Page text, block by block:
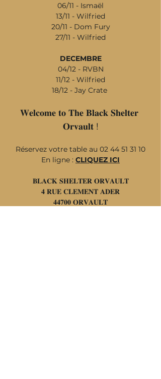
06/11 - Ismaël
13/11 - Wilfried
20/11 - Dom Fury
27/11 - Wilfried
DECEMBRE
04/12 - RVBN
11/12 - Wilfried
18/12 - Jay Crate
𝐖𝐞𝐥𝐜𝐨𝐦𝐞 𝐭𝐨 𝐓𝐡𝐞 𝐁𝐥𝐚𝐜𝐤 𝐒𝐡𝐞𝐥𝐭𝐞𝐫
𝐎𝐫𝐯𝐚𝐮𝐥𝐭 !
Réservez votre table au 02 44 51 31 10
En ligne : CLIQUEZ ICI
𝐁𝐋𝐀𝐂𝐊 𝐒𝐇𝐄𝐋𝐓𝐄𝐑 𝐎𝐑𝐕𝐀𝐔𝐋𝐓
𝟒 𝐑𝐔𝐄 𝐂𝐋𝐄𝐌𝐄𝐍𝐓 𝐀𝐃𝐄𝐑
𝟒𝟒𝟕𝟎𝟎 𝐎𝐑𝐕𝐀𝐔𝐋𝐓